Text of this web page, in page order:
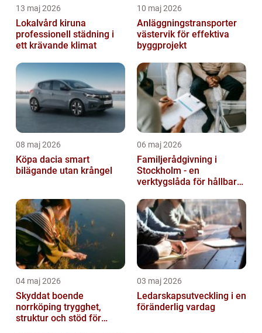
13 maj 2026
Lokalvård kiruna
professionell städning i
ett krävande klimat
10 maj 2026
Anläggningstransporter
västervik för effektiva
byggprojekt
08 maj 2026
Köpa dacia smart
bilägande utan krångel
06 maj 2026
Familjerådgivning i
Stockholm - en
verktygslåda för hållbara
04 maj 2026
Skyddat boende
norrköping trygghet,
struktur och stöd för
03 maj 2026
Ledarskapsutveckling i en
föränderlig vardag